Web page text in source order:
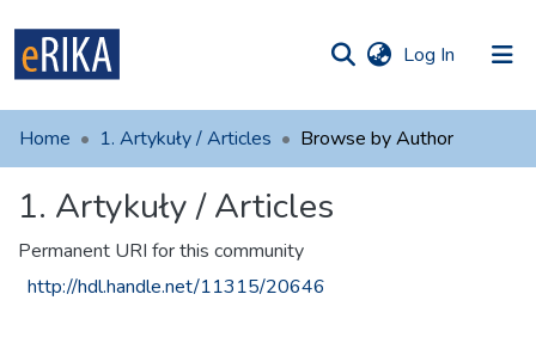
Log In (current)
UAFM
For authors
Help
Home 1. Artykuły / Articles Browse by Author
1. Artykuły / Articles
Permanent URI for this community
http://hdl.handle.net/11315/20646